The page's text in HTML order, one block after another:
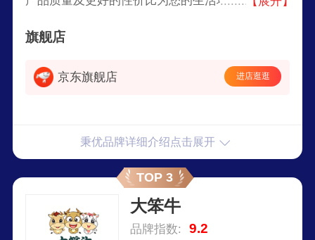
清洁用具、出行收纳、居家收纳、厨房用品、洗晒
旗舰店
京东旗舰店 进店逛逛
秉优品牌详细介绍点击展开
TOP 3
大笨牛
品牌指数: 9.2